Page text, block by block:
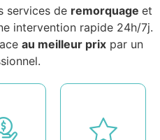
services de remorquage et
intervention rapide 24h/7j.
au meilleur prixpar un